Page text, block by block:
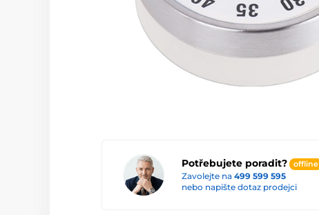
Potřebujete poradit? offline
Zavolejte na 499 599 595
nebo napište dotaz prodejci